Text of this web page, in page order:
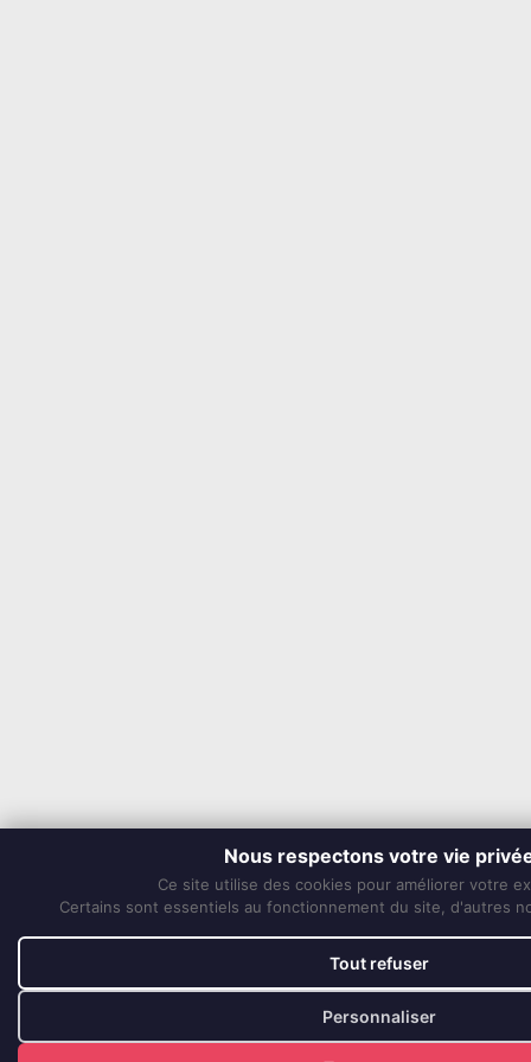
Nous respectons votre vie
Ce site utilise des cookies pour améliorer votre
Certains sont essentiels au fonctionnement du site, d'autres
Tout refuser
Personnaliser